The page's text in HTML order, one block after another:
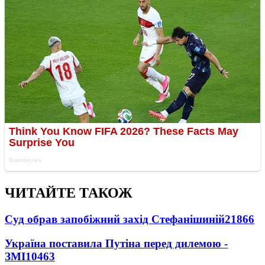
ЧИТАЙТЕ ТАКОЖ
Суд обрав запобіжний захід Стефанішиній21866
Україна поставила Путіна перед дилемою -
ЗМІ10463